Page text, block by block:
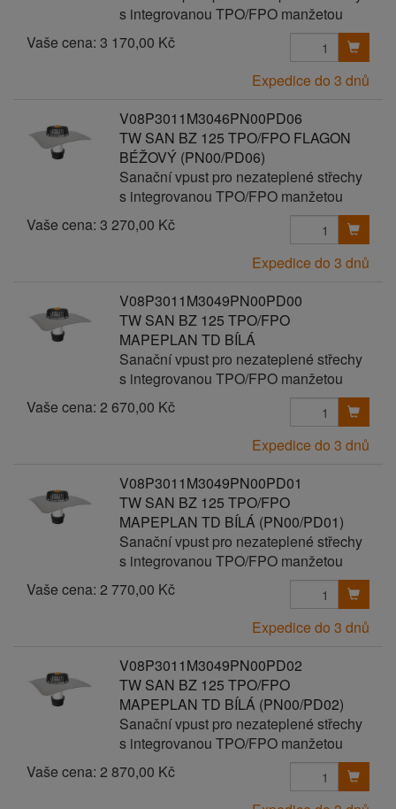
s integrovanou TPO/FPO manžetou
Vaše cena: 3 170,00 Kč
Expedice do 3 dnů
V08P3011M3046PN00PD06
TW SAN BZ 125 TPO/FPO FLAGON
BÉŽOVÝ (PN00/PD06)
Sanační vpust pro nezateplené střechy
s integrovanou TPO/FPO manžetou
Vaše cena: 3 270,00 Kč
Expedice do 3 dnů
V08P3011M3049PN00PD00
TW SAN BZ 125 TPO/FPO
MAPEPLAN TD BÍLÁ
Sanační vpust pro nezateplené střechy
s integrovanou TPO/FPO manžetou
Vaše cena: 2 670,00 Kč
Expedice do 3 dnů
V08P3011M3049PN00PD01
TW SAN BZ 125 TPO/FPO
MAPEPLAN TD BÍLÁ (PN00/PD01)
Sanační vpust pro nezateplené střechy
s integrovanou TPO/FPO manžetou
Vaše cena: 2 770,00 Kč
Expedice do 3 dnů
V08P3011M3049PN00PD02
TW SAN BZ 125 TPO/FPO
MAPEPLAN TD BÍLÁ (PN00/PD02)
Sanační vpust pro nezateplené střechy
s integrovanou TPO/FPO manžetou
Vaše cena: 2 870,00 Kč